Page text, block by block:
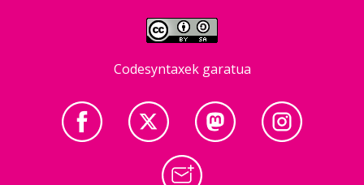
Codesyntaxek garatua